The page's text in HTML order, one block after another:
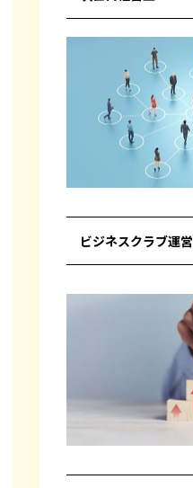
ビジネスクラブ運営